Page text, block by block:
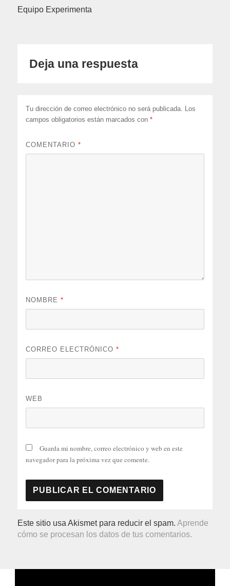
Equipo Experimenta
Deja una respuesta
Tu dirección de correo electrónico no será publicada. Los
campos obligatorios están marcados con*
COMENTARIO*
NOMBRE*
CORREO ELECTRÓNICO*
WEB
Guarda mi nombre, correo electrónico y web en este
navegador para la próxima vez que comente.
Este sitio usa Akismet para reducir el spam.Aprende
cómo se procesan los datos de tus comentarios.